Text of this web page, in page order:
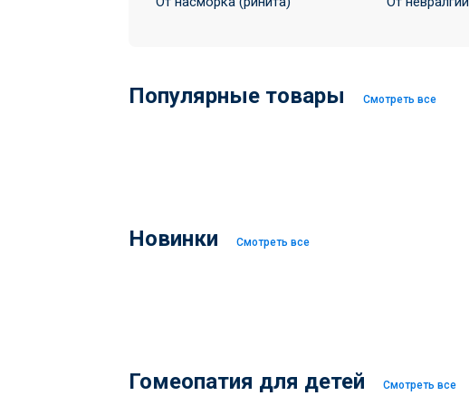
Популярные товары Смотреть все
Новинки Смотреть все
Гомеопатия для детей Смотреть все